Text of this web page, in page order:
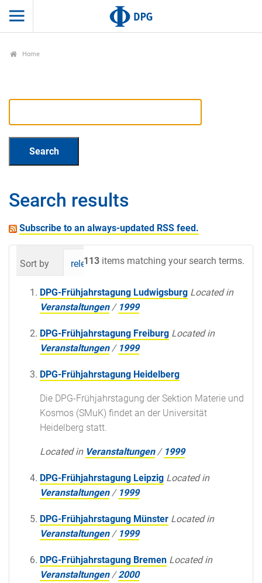
Home
Search results
Subscribe to an always-updated RSS feed.
113 items matching your search terms.
Sort by relevance date (newest first)
DPG-Frühjahrstagung Ludwigsburg Located in
Veranstaltungen / 1999
DPG-Frühjahrstagung Freiburg Located in
Veranstaltungen / 1999
DPG-Frühjahrstagung Heidelberg
Die DPG-Frühjahrstagung der Sektion Materie und
Kosmos (SMuK) findet an der Universität
Heidelberg statt.
Located in Veranstaltungen / 1999
DPG-Frühjahrstagung Leipzig Located in
Veranstaltungen / 1999
DPG-Frühjahrstagung Münster Located in
Veranstaltungen / 1999
DPG-Frühjahrstagung Bremen Located in
Veranstaltungen /2000